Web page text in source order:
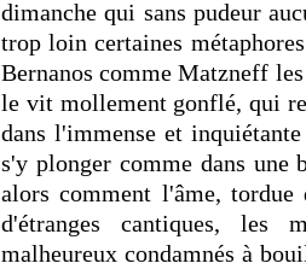
dimanche qui sans pudeur
trop loin certaines
Bernanos comme Matzneff
le vit mollement gonflé, qui
dans l'immense et
s'y plonger comme dans une
alors comment l'âme,
d'étranges cantiques, les
malheureux condamnés à